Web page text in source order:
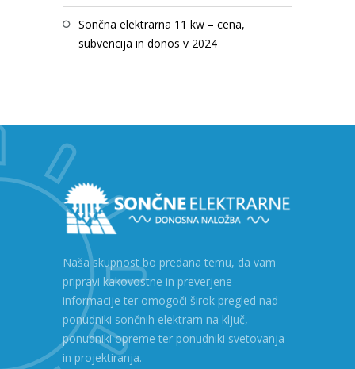
Sončna elektrarna 11 kw – cena,
subvencija in donos v 2024
Naša skupnost bo predana temu, da vam
pripravi kakovostne in preverjene
informacije ter omogoči širok pregled nad
ponudniki sončnih elektrarn na ključ,
ponudniki opreme ter ponudniki svetovanja
in projektiranja.